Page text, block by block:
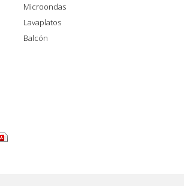
Microondas
Lavaplatos
Balcón